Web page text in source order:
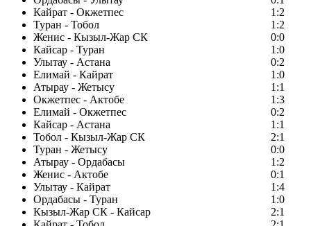
Кайрат - Окжетпес
1:2
Туран - Тобол
1:2
Женис - Кызыл-Жар СК
0:0
Кайсар - Туран
1:0
Улытау - Астана
0:2
Елимай - Кайрат
1:0
Атырау - Жетысу
1:1
Окжетпес - Актобе
1:3
Елимай - Окжетпес
0:2
Кайсар - Астана
1:1
Тобол - Кызыл-Жар СК
2:1
Туран - Жетысу
0:0
Атырау - Ордабасы
1:2
Женис - Актобе
0:1
Улытау - Кайрат
1:4
Ордабасы - Туран
1:0
Кызыл-Жар СК - Кайсар
2:1